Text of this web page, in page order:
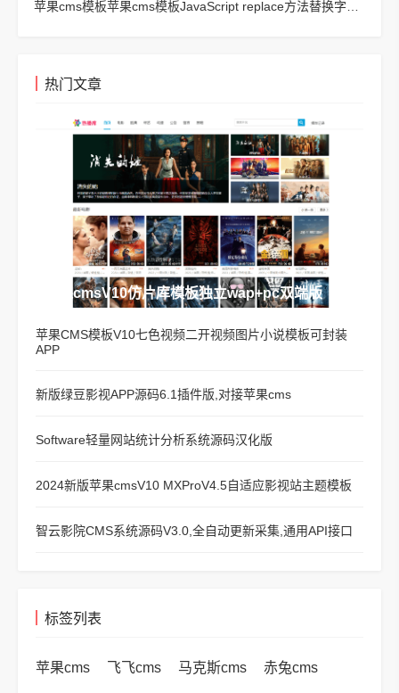
热门文章
苹果cmsV10仿片库模板独立wap+pc双端版
苹果CMS模板V10七色视频二开视频图片小说模板可封装
APP
新版绿豆影视APP源码6.1插件版,对接苹果cms
Software轻量网站统计分析系统源码汉化版
2024新版苹果cmsV10 MXProV4.5自适应影视站主题模板
智云影院CMS系统源码V3.0,全自动更新采集,通用API接口
标签列表
苹果cms 飞飞cms 马克斯cms 赤兔cms